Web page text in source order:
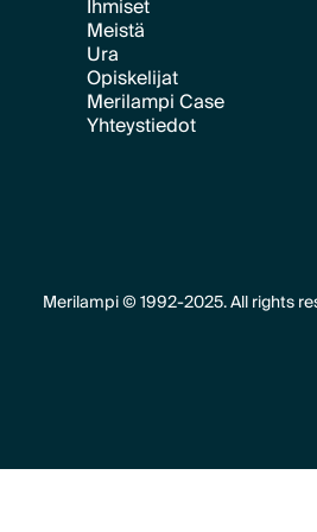
Ihmiset
Text Link
Meistä
Text Link
Ura
Text Link
Opiskelijat
Text Link
Merilampi Case
Text Link
Yhteystiedot
Merilampi © 1992-2025. All rights